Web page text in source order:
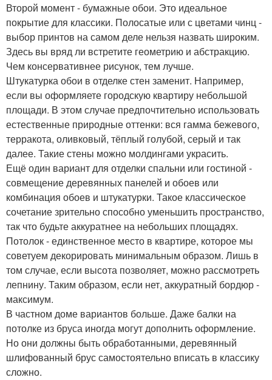
Второй момент - бумажные обои. Это идеальное
покрытие для классики. Полосатые или с цветами чинц -
выбор принтов на самом деле нельзя назвать широким.
Здесь вы вряд ли встретите геометрию и абстракцию.
Чем консервативнее рисунок, тем лучше.
Штукатурка обои в отделке стен заменит. Например,
если вы оформляете городскую квартиру небольшой
площади. В этом случае предпочтительно использовать
естественные природные оттенки: вся гамма бежевого,
терракота, оливковый, тёплый голубой, серый и так
далее. Такие стены можно молдингами украсить.
Ещё один вариант для отделки спальни или гостиной -
совмещение деревянных панелей и обоев или
комбинация обоев и штукатурки. Такое классическое
сочетание зрительно способно уменьшить пространство,
так что будьте аккуратнее на небольших площадях.
Потолок - единственное место в квартире, которое мы
советуем декорировать минимальным образом. Лишь в
том случае, если высота позволяет, можно рассмотреть
лепнину. Таким образом, если нет, аккуратный бордюр -
максимум.
В частном доме вариантов больше. Даже балки на
потолке из бруса иногда могут дополнить оформление.
Но они должны быть обработанными, деревянный
шлифованный брус самостоятельно вписать в классику
сложно.